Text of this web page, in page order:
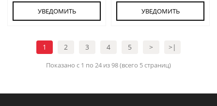
УВЕДОМИТЬ УВЕДОМИТЬ
1 2 3 4 5 > >|
Показано с 1 по 24 из 98 (всего 5 страниц)